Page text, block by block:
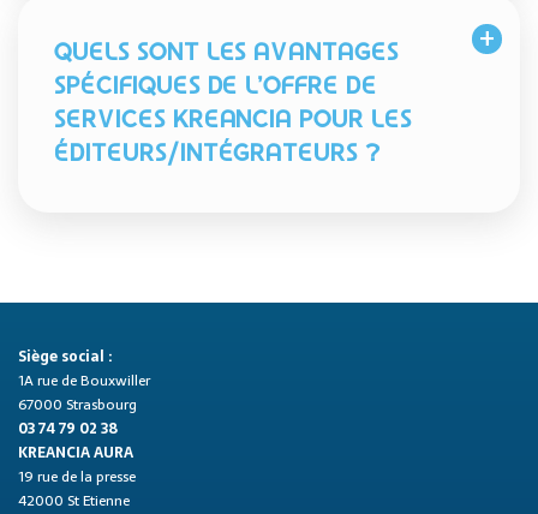
QUELS SONT LES AVANTAGES
SPÉCIFIQUES DE L’OFFRE DE
SERVICES KREANCIA POUR LES
ÉDITEURS/INTÉGRATEURS ?
Siège social :
1A rue de Bouxwiller
67000 Strasbourg
03 74 79 02 38
KREANCIA AURA
19 rue de la presse
42000 St Etienne